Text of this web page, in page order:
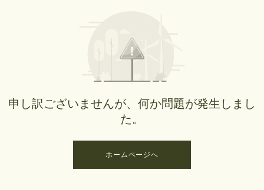
申し訳ございませんが、何か問題が発生しまし
た。
ホームページへ